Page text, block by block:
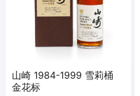
山崎 1984-1999 雪莉桶
金花标